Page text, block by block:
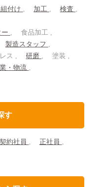
付け 加工
検査
食品加工
製造スタッフ
ス 研磨
塗装
・物流
す
契約社員
正社員